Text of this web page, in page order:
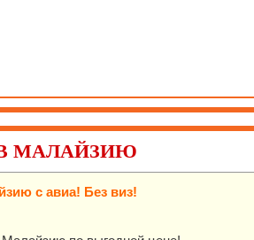
МАЛАЙЗИЮ
с авиа! Без виз!